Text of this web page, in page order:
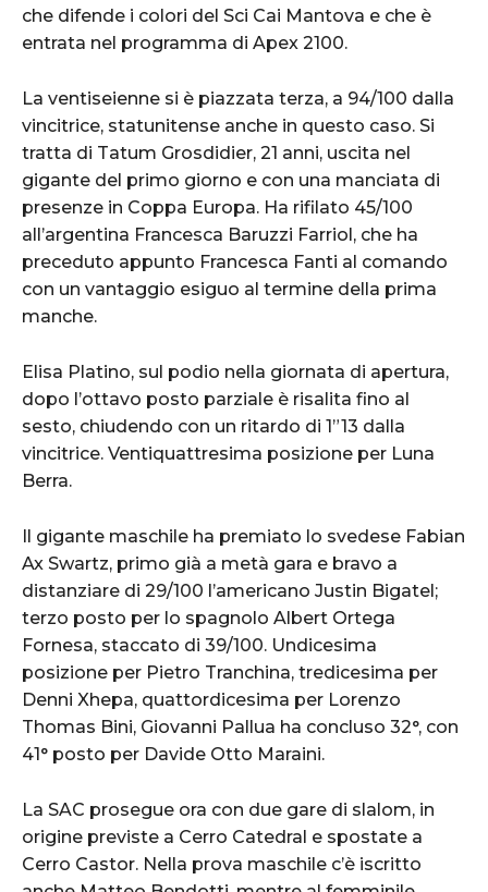
che difende i colori del Sci Cai Mantova e che è
entrata nel programma di Apex 2100.
La ventiseienne si è piazzata terza, a 94/100 dalla
vincitrice, statunitense anche in questo caso. Si
tratta di Tatum Grosdidier, 21 anni, uscita nel
gigante del primo giorno e con una manciata di
presenze in Coppa Europa. Ha rifilato 45/100
all’argentina Francesca Baruzzi Farriol, che ha
preceduto appunto Francesca Fanti al comando
con un vantaggio esiguo al termine della prima
manche.
Elisa Platino, sul podio nella giornata di apertura,
dopo l’ottavo posto parziale è risalita fino al
sesto, chiudendo con un ritardo di 1”13 dalla
vincitrice. Ventiquattresima posizione per Luna
Berra.
Il gigante maschile ha premiato lo svedese Fabian
Ax Swartz, primo già a metà gara e bravo a
distanziare di 29/100 l’americano Justin Bigatel;
terzo posto per lo spagnolo Albert Ortega
Fornesa, staccato di 39/100. Undicesima
posizione per Pietro Tranchina, tredicesima per
Denni Xhepa, quattordicesima per Lorenzo
Thomas Bini, Giovanni Pallua ha concluso 32°, con
41° posto per Davide Otto Maraini.
La SAC prosegue ora con due gare di slalom, in
origine previste a Cerro Catedral e spostate a
Cerro Castor. Nella prova maschile c’è iscritto